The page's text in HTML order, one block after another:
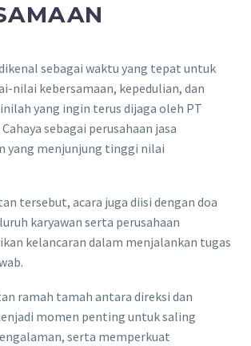
sebagai waktu yang tepat untuk
nilai kebersamaan, kepedulian, dan
yang ingin terus dijaga oleh PT
sebagai perusahaan jasa
yang menjunjung tinggi nilai
tersebut, acara juga diisi dengan doa
karyawan serta perusahaan
kelancaran dalam menjalankan tugas
ramah tamah antara direksi dan
momen penting untuk saling
serta memperkuat